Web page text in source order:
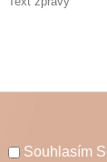
Souhlasím